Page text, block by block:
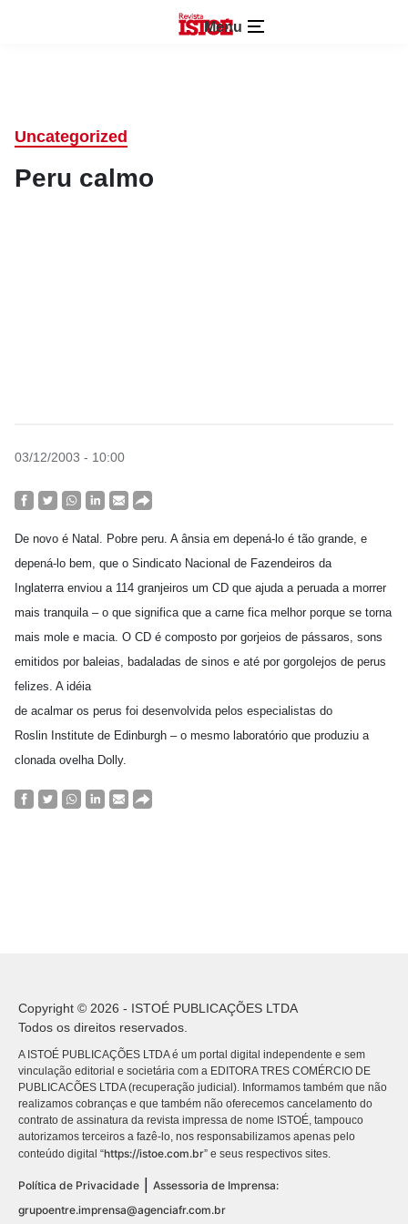
Menu
Uncategorized
Peru calmo
03/12/2003 - 10:00
De novo é Natal. Pobre peru. A ânsia em depená-lo é tão grande, e
depená-lo bem, que o Sindicato Nacional de Fazendeiros da
Inglaterra enviou a 114 granjeiros um CD que ajuda a peruada a morrer
mais tranquila – o que significa que a carne fica melhor porque se torna
mais mole e macia. O CD é composto por gorjeios de pássaros, sons
emitidos por baleias, badaladas de sinos e até por gorgolejos de perus
felizes. A idéia
de acalmar os perus foi desenvolvida pelos especialistas do
Roslin Institute de Edinburgh – o mesmo laboratório que produziu a
clonada ovelha Dolly.
Copyright © 2026 - ISTOÉ PUBLICAÇÕES LTDA
Todos os direitos reservados.
A ISTOÉ PUBLICAÇÕES LTDA é um portal digital independente e sem
vinculação editorial e societária com a EDITORA TRES COMÉRCIO DE
PUBLICACÕES LTDA (recuperação judicial). Informamos também que não
realizamos cobranças e que também não oferecemos cancelamento do
contrato de assinatura da revista impressa de nome ISTOÉ, tampouco
autorizamos terceiros a fazê-lo, nos responsabilizamos apenas pelo
conteúdo digital “https://istoe.com.br” e seus respectivos sites.
Política de Privacidade
Assessoria de Imprensa:
grupoentre.imprensa@agenciafr.com.br